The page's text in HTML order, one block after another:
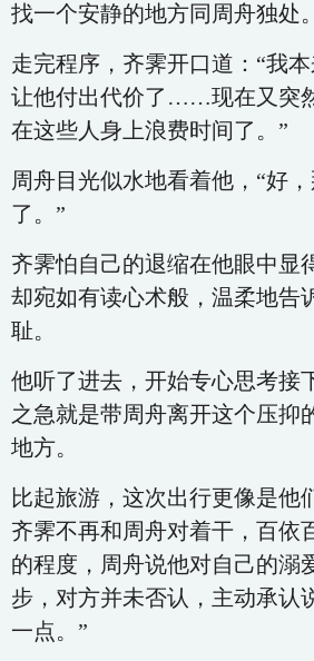
找一个安静的地方同周舟独处。
走完程序，齐霁开口道：“我
让他付出代价了……现在又突
在这些人身上浪费时间了。”
周舟目光似水地看着他，“好
了。”
齐霁怕自己的退缩在他眼中显
却宛如有读心术般，温柔地告
耻。
他听了进去，开始专心思考接
之急就是带周舟离开这个压抑
地方。
比起旅游，这次出行更像是他
齐霁不再和周舟对着干，百依
的程度，周舟说他对自己的溺
步，对方并未否认，主动承认
一点。”